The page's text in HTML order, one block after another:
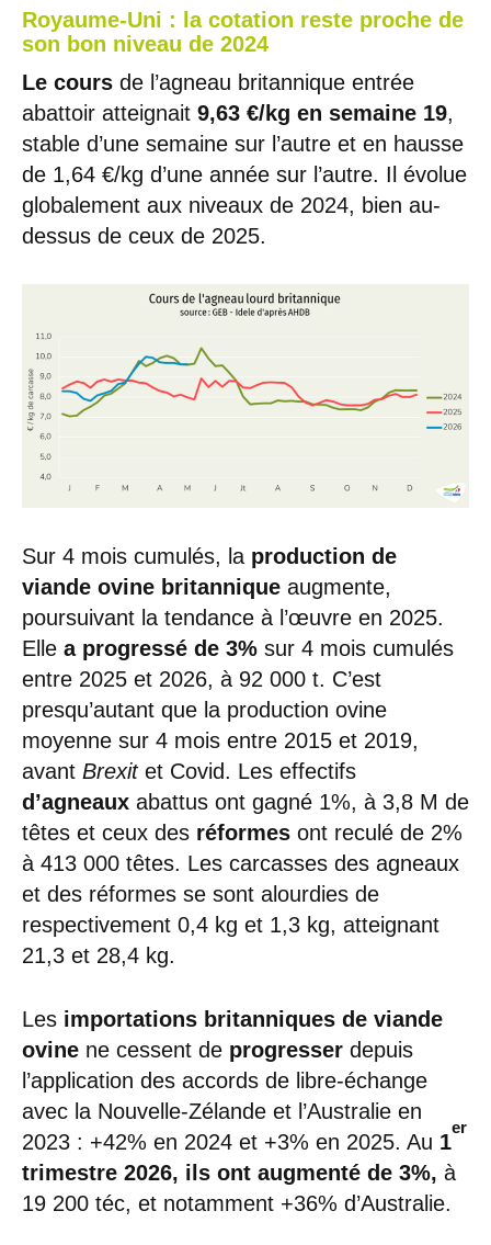
Royaume-Uni : la cotation reste proche de
son bon niveau de 2024
Le cours de l’agneau britannique entrée
abattoir atteignait 9,63 €/kg en semaine 19,
stable d’une semaine sur l’autre et en hausse
de 1,64 €/kg d’une année sur l’autre. Il évolue
globalement aux niveaux de 2024, bien au-
dessus de ceux de 2025.
Sur 4 mois cumulés, la production de
viande ovine britannique augmente,
poursuivant la tendance à l’œuvre en 2025.
Elle a progressé de 3% sur 4 mois cumulés
entre 2025 et 2026, à 92 000 t. C’est
presqu’autant que la production ovine
moyenne sur 4 mois entre 2015 et 2019,
avant Brexit et Covid. Les effectifs
d’agneaux abattus ont gagné 1%, à 3,8 M de
têtes et ceux des réformes ont reculé de 2%
à 413 000 têtes. Les carcasses des agneaux
et des réformes se sont alourdies de
respectivement 0,4 kg et 1,3 kg, atteignant
21,3 et 28,4 kg.
Les importations britanniques de viande
ovine ne cessent de progresser depuis
l’application des accords de libre-échange
avec la Nouvelle-Zélande et l’Australie en
2023 : +42% en 2024 et +3% en 2025. Au 1
er
trimestre 2026, ils ont augmenté de 3%, à
19 200 téc, et notamment +36% d’Australie.